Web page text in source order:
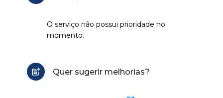
O serviço não possui prioridade no
momento.
Quer sugerir melhorias?